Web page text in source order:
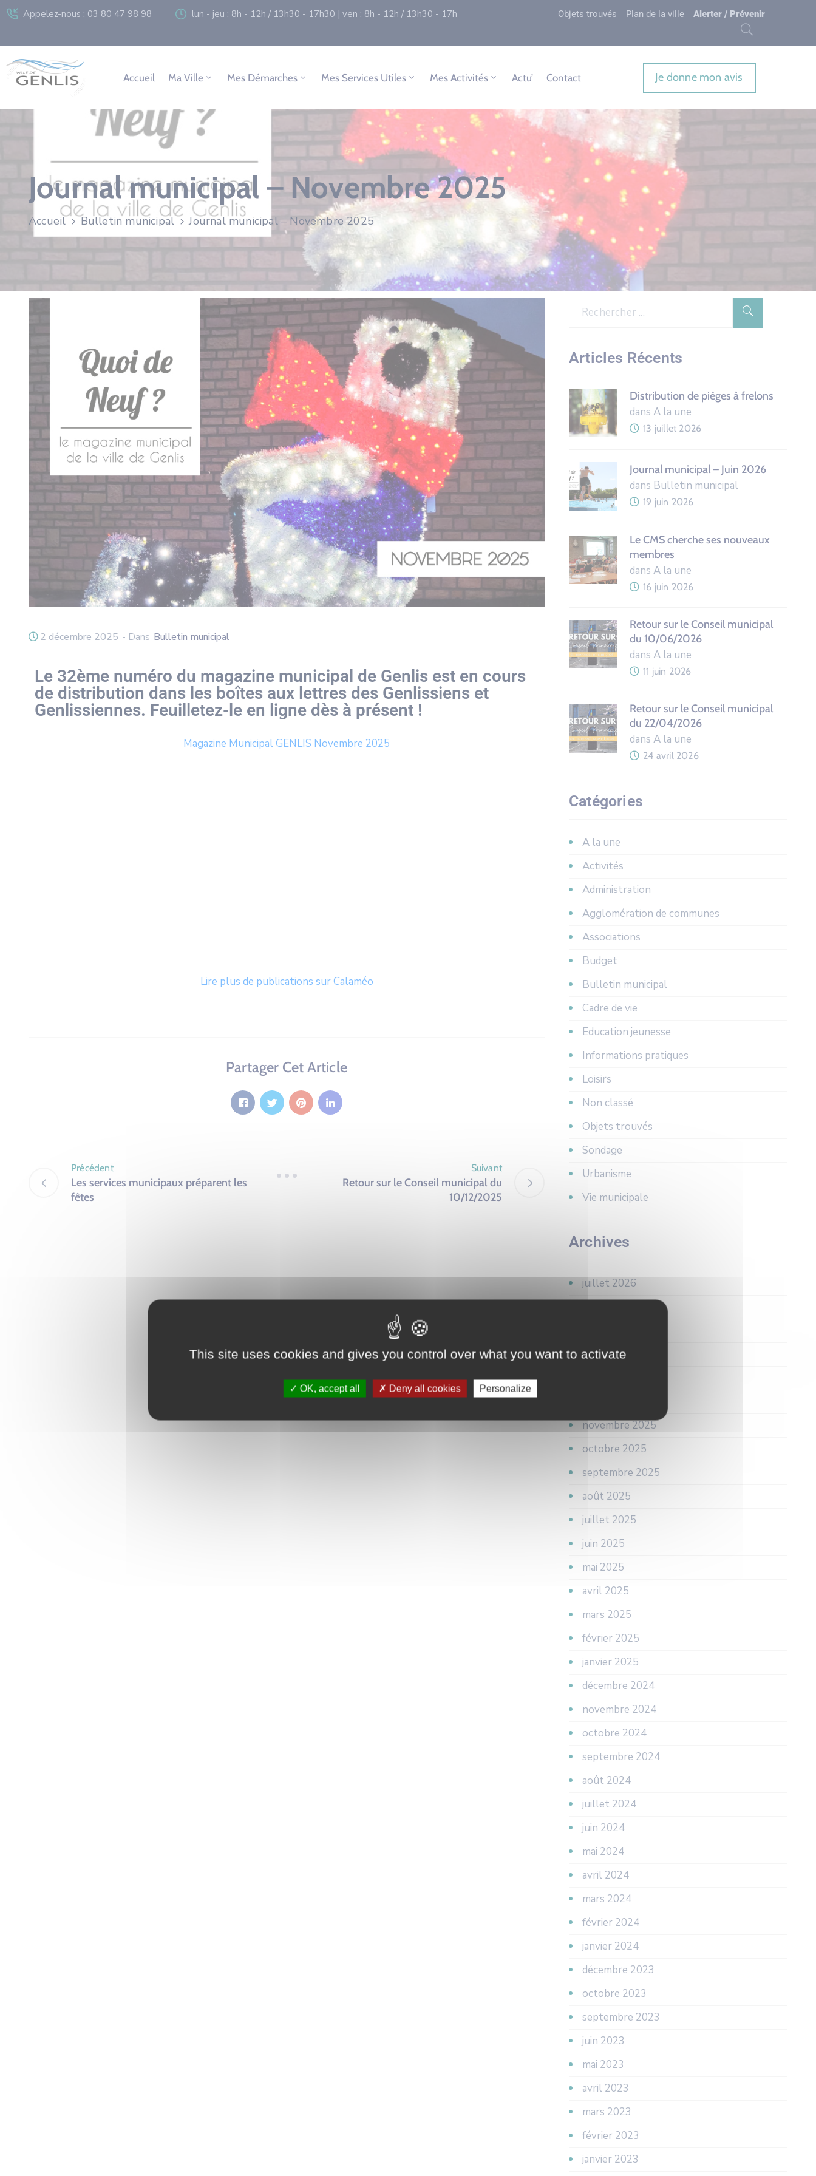
Appelez-nous : 03 80 47 98 98 lun - jeu : 8h - 12h / 13h30 - 17h30 | ven : 8h - 12h / 13h30 - 17h Objets trouvés Plan de la ville Alerter / Prévenir
Accueil Ma Ville Mes Démarches Mes Services Utiles Mes Activités Actu’ Contact Je donne mon avis
Journal municipal – Novembre 2025
Accueil Bulletin municipal Journal municipal – Novembre 2025
2 décembre 2025 - Dans Bulletin municipal
Le 32ème numéro du magazine municipal de Genlis est en cours
de distribution dans les boîtes aux lettres des Genlissiens et
Genlissiennes. Feuilletez-le en ligne dès à présent !
Magazine Municipal GENLIS Novembre 2025
Lire plus de publications sur Calaméo
Partager Cet Article
Précédent
Les services municipaux préparent les
fêtes
Suivant
Retour sur le Conseil municipal du
10/12/2025
Articles Récents
Distribution de pièges à frelons
dans A la une
13 juillet 2026
Journal municipal – Juin 2026
dans Bulletin municipal
19 juin 2026
Le CMS cherche ses nouveaux
membres
dans A la une
16 juin 2026
Retour sur le Conseil municipal
du 10/06/2026
dans A la une
11 juin 2026
Retour sur le Conseil municipal
du 22/04/2026
dans A la une
24 avril 2026
Catégories
A la une
Activités
Administration
Agglomération de communes
Associations
Budget
Bulletin municipal
Cadre de vie
Education jeunesse
Informations pratiques
Loisirs
Non classé
Objets trouvés
Sondage
Urbanisme
Vie municipale
Archives
juillet 2026
mars 2026
novembre 2025
octobre 2025
septembre 2025
août 2025
juillet 2025
juin 2025
mai 2025
avril 2025
mars 2025
février 2025
janvier 2025
décembre 2024
novembre 2024
octobre 2024
septembre 2024
août 2024
juillet 2024
juin 2024
mai 2024
avril 2024
mars 2024
février 2024
janvier 2024
décembre 2023
octobre 2023
septembre 2023
juin 2023
mai 2023
avril 2023
mars 2023
février 2023
janvier 2023
This site uses cookies and gives you control over what you want to activate
OK, accept all Deny all cookies Personalize